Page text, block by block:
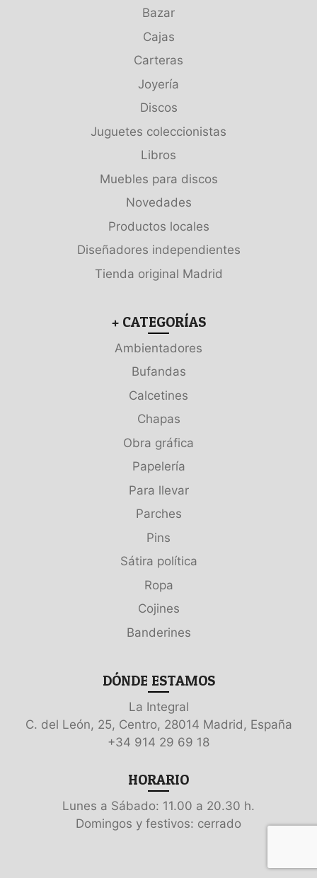
Bazar
Cajas
Carteras
Joyería
Discos
Juguetes coleccionistas
Libros
Muebles para discos
Novedades
Productos locales
Diseñadores independientes
Tienda original Madrid
+ CATEGORÍAS
Ambientadores
Bufandas
Calcetines
Chapas
Obra gráfica
Papelería
Para llevar
Parches
Pins
Sátira política
Ropa
Cojines
Banderines
DÓNDE ESTAMOS
La Integral
C. del León, 25, Centro, 28014 Madrid, España
+34 914 29 69 18
HORARIO
Lunes a Sábado: 11.00 a 20.30 h.
Domingos y festivos: cerrado